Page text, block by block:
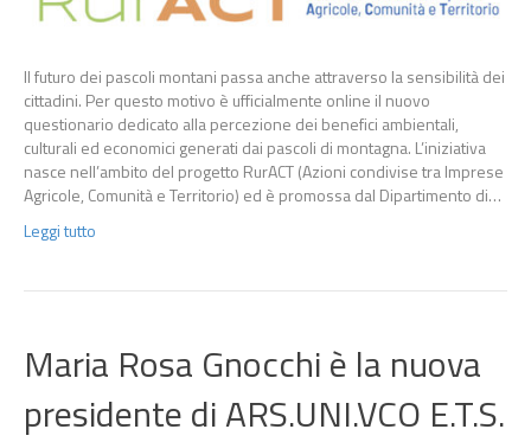
Il futuro dei pascoli montani passa anche attraverso la sensibilità dei
cittadini. Per questo motivo è ufficialmente online il nuovo
questionario dedicato alla percezione dei benefici ambientali,
culturali ed economici generati dai pascoli di montagna. L’iniziativa
nasce nell’ambito del progetto RurACT (Azioni condivise tra Imprese
Agricole, Comunità e Territorio) ed è promossa dal Dipartimento di…
Leggi tutto
Maria Rosa Gnocchi è la nuova
presidente di ARS.UNI.VCO E.T.S.